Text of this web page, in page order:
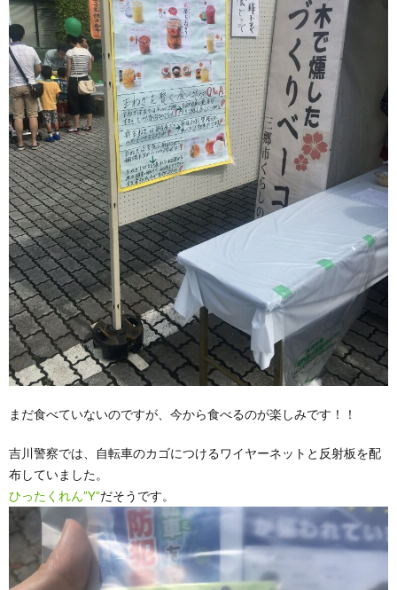
まだ食べていないのですが、今から食べるのが楽しみです！！
吉川警察では、自転車のカゴにつけるワイヤーネットと反射板を配
布していました。
ひったくれん”Y”だそうです。